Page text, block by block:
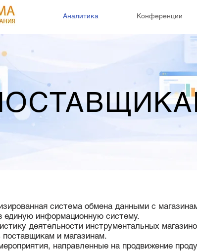
Аналитика Конференции
система обмена данными с
единую информационную систему.
деятельности инструментальных
и магазинам.
направленные на продвижение